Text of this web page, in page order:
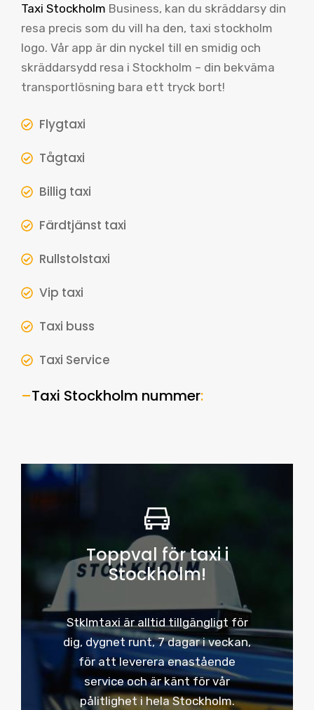
Taxi Stockholm Business, kan du skräddarsy din
resa precis som du vill ha den, taxi stockholm
logo. Vår app är din nyckel till en smidig och
skräddarsydd resa i Stockholm – din bekväma
transportlösning bara ett tryck bort!
Flygtaxi
Tågtaxi
Billig taxi
Färdtjänst taxi
Rullstolstaxi
Vip taxi
Taxi buss
Taxi Service
–Taxi Stockholm nummer:
Toppval för taxi i
Stockholm!
Stklmtaxi är alltid tillgängligt för
dig, dygnet runt, 7 dagar i veckan,
för att leverera enastående
service och är känt för vår
pålitlighet i hela Stockholm.